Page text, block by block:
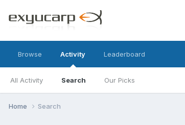
Browse Activity
All Activity Search Our Picks
Leaderboard
Home Search